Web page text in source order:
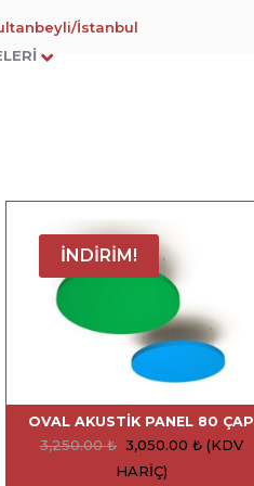
İstanbul
İNDIRIM!
OVAL AKUSTIK PANEL 80 ÇAP
3,250.00₺ 3,050.00 ₺ (KDV
HARIÇ)